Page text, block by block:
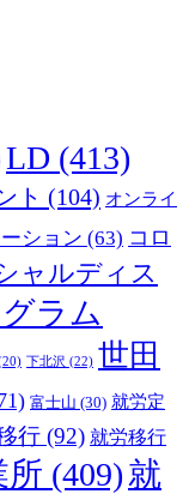
LD (413)
ト (104) オンライ
ション (63) コロ
ャルディス
ラム
下北沢 (22) 世田
富士山 (30) 就労定
行 (92) 就労移行
所 (409)就